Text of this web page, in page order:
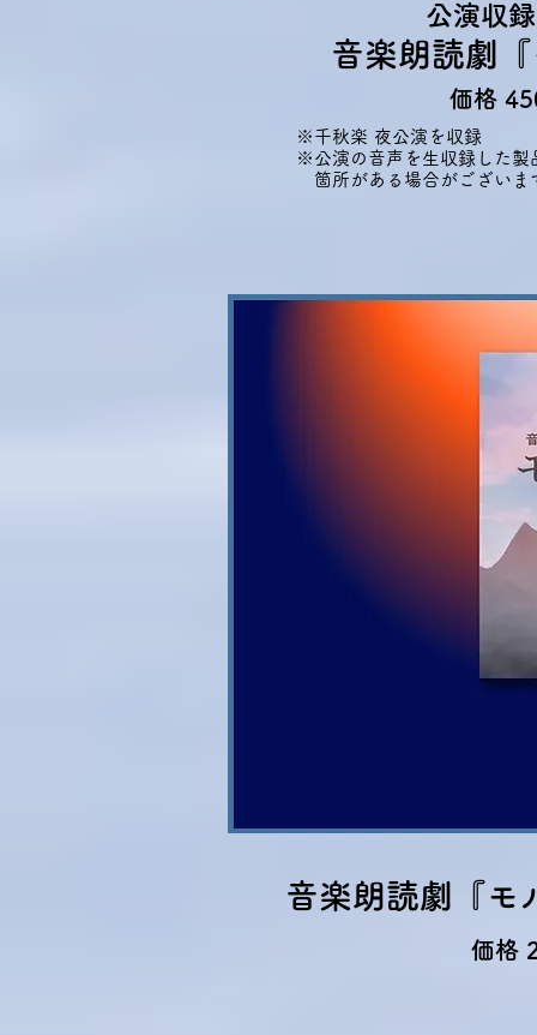
公演収
音楽朗読劇
価格
​※千秋楽 夜公演を収録
​※公演の音声を生収録した製
箇所がある場合がございま
音楽朗読劇『モ
価格